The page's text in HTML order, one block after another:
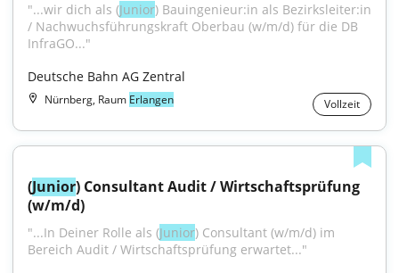
"...wir dich als (Junior) Bauingenieur:in als Bezirksleiter:in
/ Nachwuchsführungskraft Oberbau (w/m/d) für die DB
InfraGO..."
Deutsche Bahn AG Zentral
Nürnberg, Raum Erlangen Vollzeit
(Junior) Consultant Audit / Wirtschaftsprüfung
(w/m/d)
"...In Deiner Rolle als (Junior) Consultant (w/m/d) im
Bereich Audit / Wirtschaftsprüfung erwartet..."